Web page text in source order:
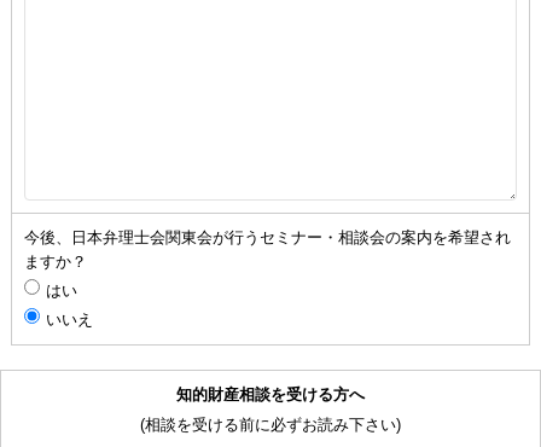
今後、日本弁理士会関東会が行うセミナー・相談会の案内を希望され
ますか？
はい
いいえ
知的財産相談を受ける方へ
(相談を受ける前に必ずお読み下さい)